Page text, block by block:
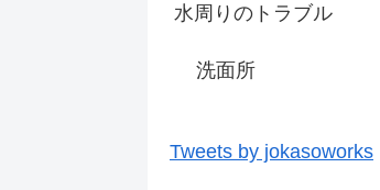
水周りのトラブル
洗面所
Tweets by jokasoworks